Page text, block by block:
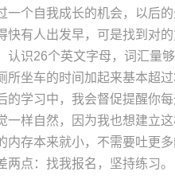
一个自我成长的机会，以后的
快有人出发早，可是找到对
认识26个英文字母，词汇量
所坐车的时间加起来基本超过
的学习中，我会督促提醒你
一样自然，因为我也想建立
存本来就小，不需要吐更多
点：找我报名，坚持练习。